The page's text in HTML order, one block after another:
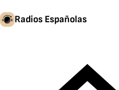
Radios Españolas